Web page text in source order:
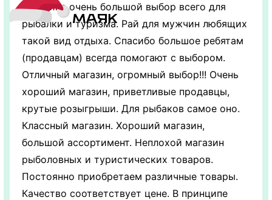
магазине очень большой выбор всего для
рыбалки и туризма. Рай для мужчин любящих
такой вид отдыха. Спасибо большое ребятам
(продавцам) всегда помогают с выбором.
Отличный магазин, огромный выбор!!! Очень
хороший магазин, приветливые продавцы,
крутые розыгрыши. Для рыбаков самое оно.
Классный магазин. Хороший магазин,
большой ассортимент. Неплохой магазин
рыболовных и туристических товаров.
Постоянно приобретаем различные товары.
Качество соответствует цене. В принципе